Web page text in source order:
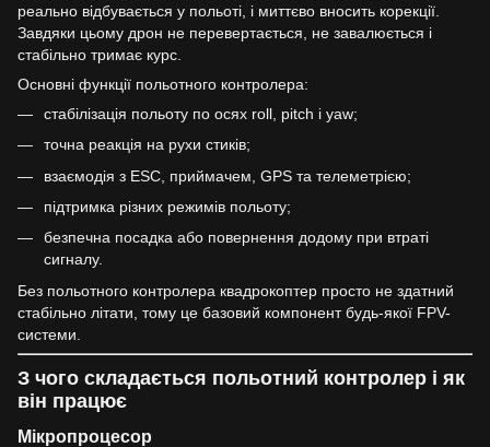
реально відбувається у польоті, і миттєво вносить корекції.
Завдяки цьому дрон не перевертається, не завалюється і
стабільно тримає курс.
Основні функції польотного контролера:
стабілізація польоту по осях roll, pitch і yaw;
точна реакція на рухи стиків;
взаємодія з ESC, приймачем, GPS та телеметрією;
підтримка різних режимів польоту;
безпечна посадка або повернення додому при втраті
сигналу.
Без польотного контролера квадрокоптер просто не здатний
стабільно літати, тому це базовий компонент будь-якої FPV-
системи.
З чого складається польотний контролер і як
він працює
Мікропроцесор